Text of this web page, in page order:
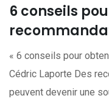
6 conseils
« 6 conseils pour
Cédric Laporte Des
peuvent devenir une